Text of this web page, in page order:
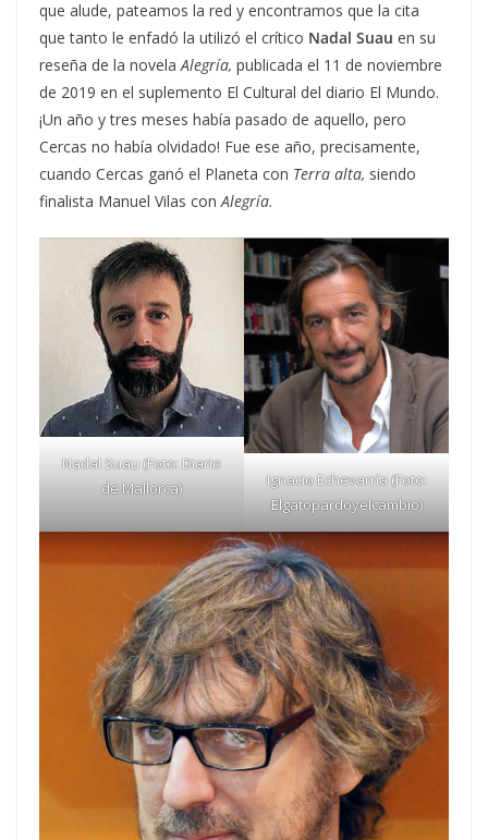
que alude, pateamos la red y encontramos que la cita
que tanto le enfadó la utilizó el crítico Nadal Suau en su
reseña de la novelaAlegría, publicada el 11 de noviembre
de 2019 en el suplemento El Cultural del diario El Mundo.
¡Un año y tres meses había pasado de aquello, pero
Cercas no había olvidado! Fue ese año, precisamente,
cuando Cercas ganó el Planeta con Terra alta, siendo
finalista Manuel Vilas conAlegría.
Nadal Suau (Foto: Diario
de Mallorca)
Ignacio Echevarría (Foto:
Elgatopardoyelcambio)